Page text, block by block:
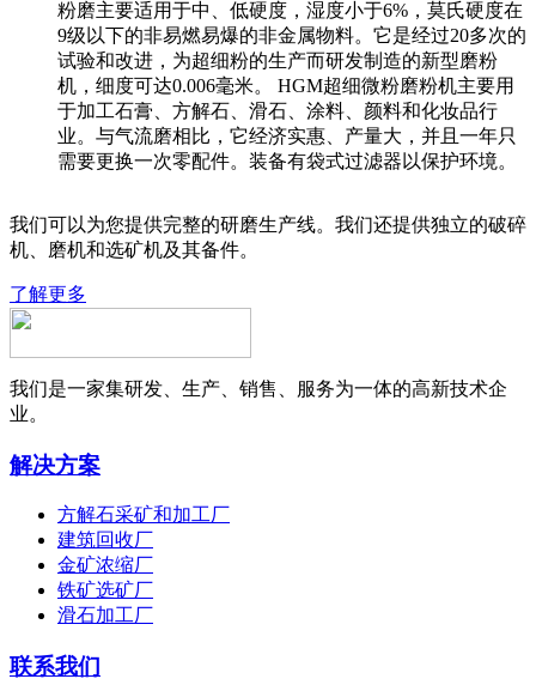
粉磨主要适用于中、低硬度，湿度小于6%，莫氏硬度在
9级以下的非易燃易爆的非金属物料。它是经过20多次的
试验和改进，为超细粉的生产而研发制造的新型磨粉
机，细度可达0.006毫米。 HGM超细微粉磨粉机主要用
于加工石膏、方解石、滑石、涂料、颜料和化妆品行
业。与气流磨相比，它经济实惠、产量大，并且一年只
需要更换一次零配件。装备有袋式过滤器以保护环境。
我们可以为您提供完整的研磨生产线。我们还提供独立的破碎
机、磨机和选矿机及其备件。
了解更多
我们是一家集研发、生产、销售、服务为一体的高新技术企
业。
解决方案
方解石采矿和加工厂
建筑回收厂
金矿浓缩厂
铁矿选矿厂
滑石加工厂
联系我们